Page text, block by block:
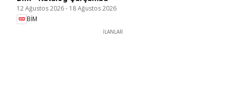
12 Ağustos 2026- 18 Ağustos 2026
BİM
İLANLAR